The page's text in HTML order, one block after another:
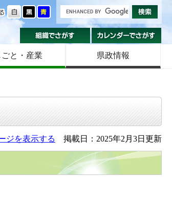
色を変える
組織でさがす
ごと・産業 県政情報
ジを表示する 掲載日：2025年2月3日更新